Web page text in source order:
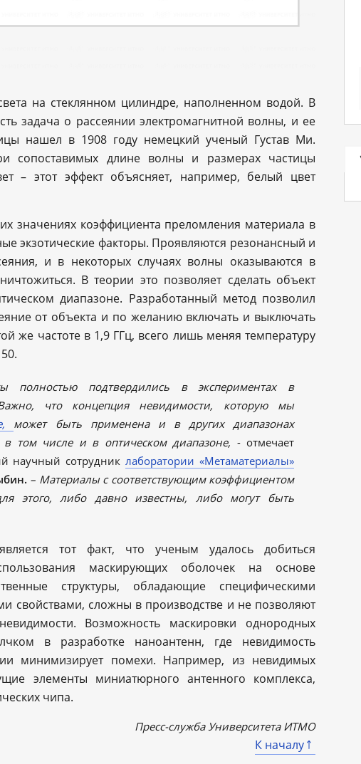
на стеклянном цилиндре, наполненном водой. В
задача о рассеянии электромагнитной волны, и ее
нашел в 1908 году немецкий ученый Густав Ми.
сопоставимых длине волны и размерах частицы
– этот эффект объясняет, например, белый цвет
значениях коэффициента преломления материала в
экзотические факторы. Проявляются резонансный и
и в некоторых случаях волны оказываются в
В теории это позволяет сделать объект
диапазоне. Разработанный метод позволил
от объекта и по желанию включать и выключать
же частоте в 1,9 ГГц, всего лишь меняя температуру
полностью подтвердились в экспериментах в
что концепция невидимости, которую мы
может быть применена и в других диапазонах
в том числе и в оптическом диапазоне, - отмечает
научный сотрудник лаборатории «Метаматериалы»
– Материалы с соответствующим коэффициентом
этого, либо давно известны, либо могут быть
тот факт, что ученым удалось добиться
маскирующих оболочек на основе
структуры, обладающие специфическими
свойствами, сложны в производстве и не позволяют
Возможность маскировки однородных
в разработке наноантенн, где невидимость
минимизирует помехи. Например, из невидимых
элементы миниатюрного антенного комплекса,
чипа.
Пресс-служба Университета ИТМО
К началу